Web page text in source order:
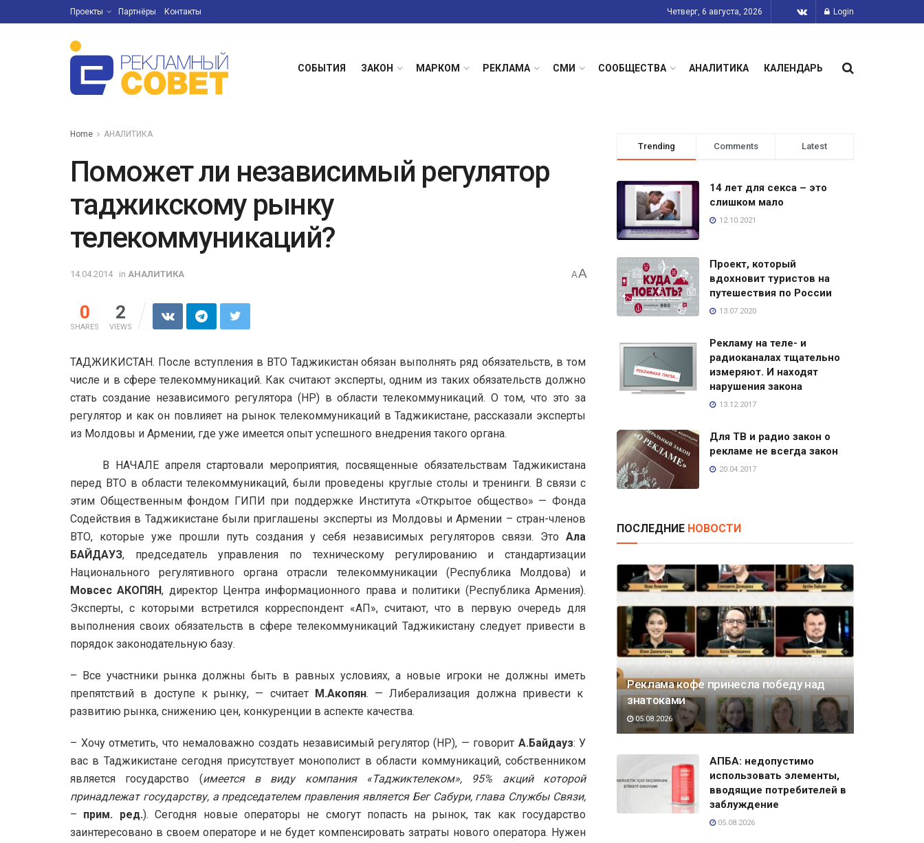
Проекты Партнёры Контакты Четверг, 6 августа, 2026 Login
СОБЫТИЯ ЗАКОН МАРКОМ РЕКЛАМА СМИ СООБЩЕСТВА АНАЛИТИКА КАЛЕНДАРЬ
Home АНАЛИТИКА
Поможет ли независимый регулятор
таджикскому рынку
телекоммуникаций?
14.04.2014 in АНАЛИТИКА AA
0
SHARES
2
VIEWS
ТАДЖИКИСТАН. После вступления в ВТО Таджикистан обязан выполнять ряд обязательств, в том
числе и в сфере телекоммуникаций. Как считают эксперты, одним из таких обязательств должно
стать создание независимого регулятора (НР) в области телекоммуникаций.О том, что это за
регулятор и как он повлияет на рынок телекоммуникаций в Таджикистане, рассказали эксперты
из Молдовы и Армении, где уже имеется опыт успешного внедрения такого органа.
В НАЧАЛЕ апреля стартовали мероприятия, посвященные обязательствам Таджикистана
перед ВТО в области телекоммуникаций, были проведены круглые столы и тренинги. В связи с
этим Общественным фондом ГИПИ при поддержке Института «Открытое общество» — Фонда
Содействия в Таджикистане были приглашены эксперты из Молдовы и Армении – стран-членов
ВТО, которые уже прошли путь создания у себя независимых регуляторов связи. Это Ала
БАЙДАУЗ, председатель управления по техническому регулированию и стандартизации
Национального регулятивного органа отрасли телекоммуникации (Республика Молдова) и
Мовсес АКОПЯН, директор Центра информационного права и политики (Республика Армения).
Эксперты, с которыми встретился корреспондент «АП», считают, что в первую очередь для
выполнения своих обязательств в сфере телекоммуникаций Таджикистану следует привести в
порядок законодательную базу.
– Все участники рынка должны быть в равных условиях, а новые игроки не должны иметь
препятствий в доступе к рынку, — считает М.Акопян. — Либерализация должна привести к
развитию рынка, снижению цен, конкуренции в аспекте качества.
– Хочу отметить, что немаловажно создать независимый регулятор (НР), — говорит А.Байдауз: У
вас в Таджикистане сегодня присутствует монополист в области коммуникаций, собственником
является государство (имеется в виду компания «Таджиктелеком», 95% акций которой
принадлежат государству, а председателем правления является Бег Сабури, глава Службы Связи,
– прим. ред.). Сегодня новые операторы не смогут попасть на рынок, так как государство
заинтересовано в своем операторе и не будет компенсировать затраты нового оператора. Нужен
Trending Comments Latest
14 лет для секса – это
слишком мало
12.10.2021
Проект, который
вдохновит туристов на
путешествия по России
13.07.2020
Рекламу на теле- и
радиоканалах тщательно
измеряют. И находят
нарушения закона
13.12.2017
Для ТВ и радио закон о
рекламе не всегда закон
20.04.2017
ПОСЛЕДНИЕ НОВОСТИ
Реклама кофе принесла победу над
знатоками
05.08.2026
АПБА: недопустимо
использовать элементы,
вводящие потребителей в
заблуждение
05.08.2026